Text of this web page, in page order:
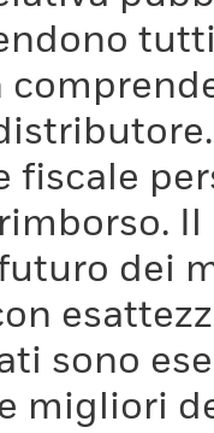
fiscale
dei
sono
migliori